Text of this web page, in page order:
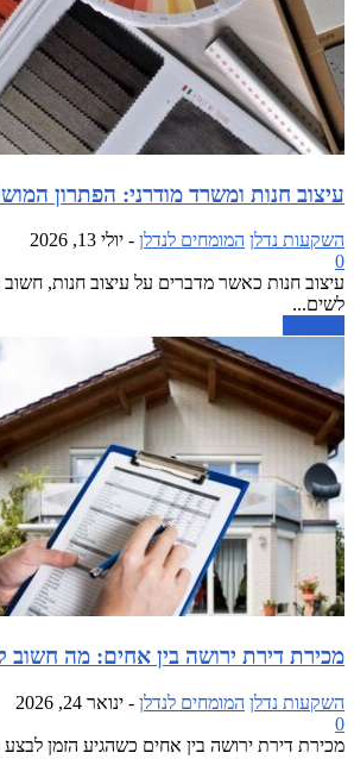
עיצוב חנות ומשרד מודרני: הפתרון
השקעות נדלן המומחים לנדלן - יולי 13, 2026
0
עיצוב חנות כאשר מדברים על עיצוב חנות,
לשים...
מכירת דירת ירושה בין אחים: מה חשוב
השקעות נדלן המומחים לנדלן - ינואר 24, 2026
0
מכירת דירת ירושה בין אחים כשהגיע הזמן